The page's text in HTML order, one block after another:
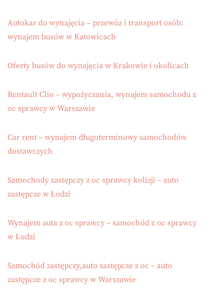
Autokar do wynajęcia – przewóz i transport osób:
wynajem busów w Katowicach
Oferty busów do wynajęcia w Krakowie i okolicach
Rentault Clio – wypożyczania, wynajem samochodu z
oc sprawcy w Warszawie
Car rent – wynajem długoterminowy samochodów
dostawczych
Samochody zastępczy z oc sprawcy kolizji – auto
zastępcze w Łodzi
Wynajem auta z oc sprawcy – samochód z oc sprawcy
w Łodzi
Samochód zastępczy,auto zastępcze z oc – auto
zastępcze z oc sprawcy w Warszawie